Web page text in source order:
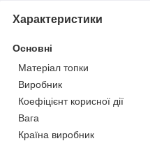
Характеристики
Основні
Матеріал топки
Виробник
Коефіцієнт корисної дії
Вага
Країна виробник